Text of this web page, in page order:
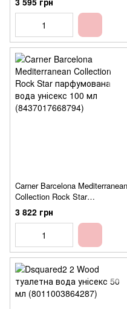
100 мл (8437011481177)
Carner Barcelona Mediterranean
Collection Rock Star
парфумована вода унісекс
100 мл (8437017668794)
3 822 грн